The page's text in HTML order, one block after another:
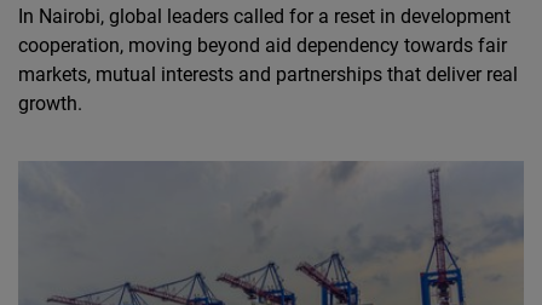
In Nairobi, global leaders called for a reset in development
cooperation, moving beyond aid dependency towards fair
markets, mutual interests and partnerships that deliver real
growth.